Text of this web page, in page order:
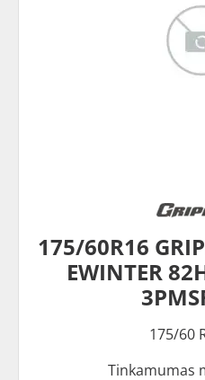
175/60R16
EWINTER
175/60
Tinkamumas